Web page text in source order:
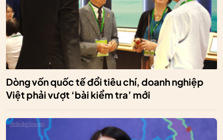
Dòng vốn quốc tế đổi tiêu chí, doanh nghiệp
Việt phải vượt ‘bài kiểm tra’ mới